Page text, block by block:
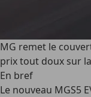
MG remet le
prix tout doux sur
En bref
Le nouveau MGS5